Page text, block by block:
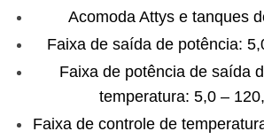
Acomoda Attys e tanques
Faixa de saída de potência:
Faixa de potência de saída
temperatura: 5,0 –
Faixa de controle de